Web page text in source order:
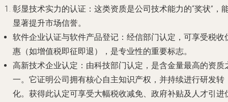
彰显技术实力的认证 ：这类资质是公司技术能力的“奖状”，
显著提升市场信誉。
软件企业认证与软件产品登记 ：经信部门认定，可享受税收
惠（如增值税即征即退），是专业性的重要标志。
高新技术企业认定 ：由科技部门认定，是含金量最高的资质
一。它证明公司拥有核心自主知识产权，并持续进行研发转
化。获得此认定可享受大幅税收减免、政府补贴及人才引进